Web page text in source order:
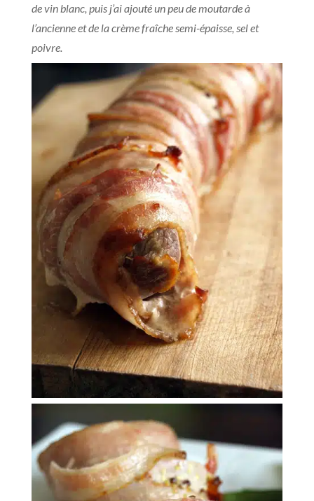
de vin blanc, puis j’ai ajouté un peu de moutarde à
l’ancienne et de la crème fraîche semi-épaisse, sel et
poivre.